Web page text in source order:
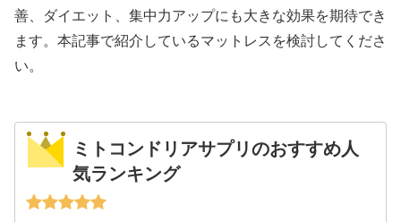
善、ダイエット、集中力アップにも大きな効果を期待でき
ます。本記事で紹介しているマットレスを検討してくださ
い。
ミトコンドリアサプリのおすすめ人
気ランキング